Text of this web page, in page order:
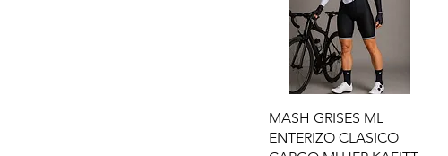
Vista rápida
MASH GRISES ML
ENTERIZO CLASICO